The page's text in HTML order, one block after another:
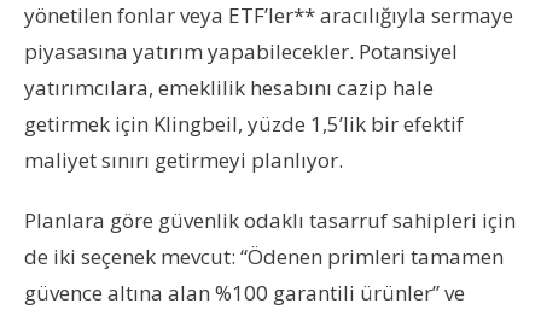
yönetilen fonlar veya ETF’ler** aracılığıyla sermaye
piyasasına yatırım yapabilecekler. Potansiyel
yatırımcılara, emeklilik hesabını cazip hale
getirmek için Klingbeil, yüzde 1,5’lik bir efektif
maliyet sınırı getirmeyi planlıyor.
Planlara göre güvenlik odaklı tasarruf sahipleri için
de iki seçenek mevcut: “Ödenen primleri tamamen
güvence altına alan %100 garantili ürünler” ve